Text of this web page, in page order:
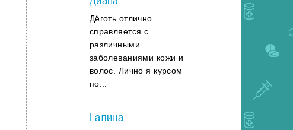
Дёготь отлично
справляется с
различными
заболеваниями кожи и
волос. Лично я курсом
по...
Галина